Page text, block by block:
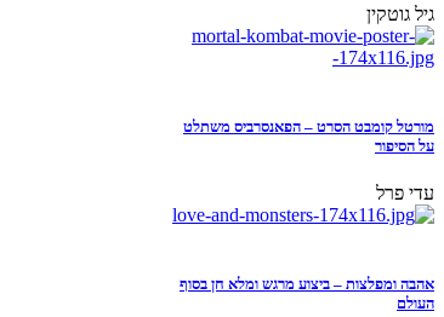
גיל גוטקין
מורטל קומבט הסרט – הפאנסרביס משתלט
על הסיפור
עדי פרל
אהבה ומפלצות – ביצוע מרגש ומלא חן בסוף
העולם